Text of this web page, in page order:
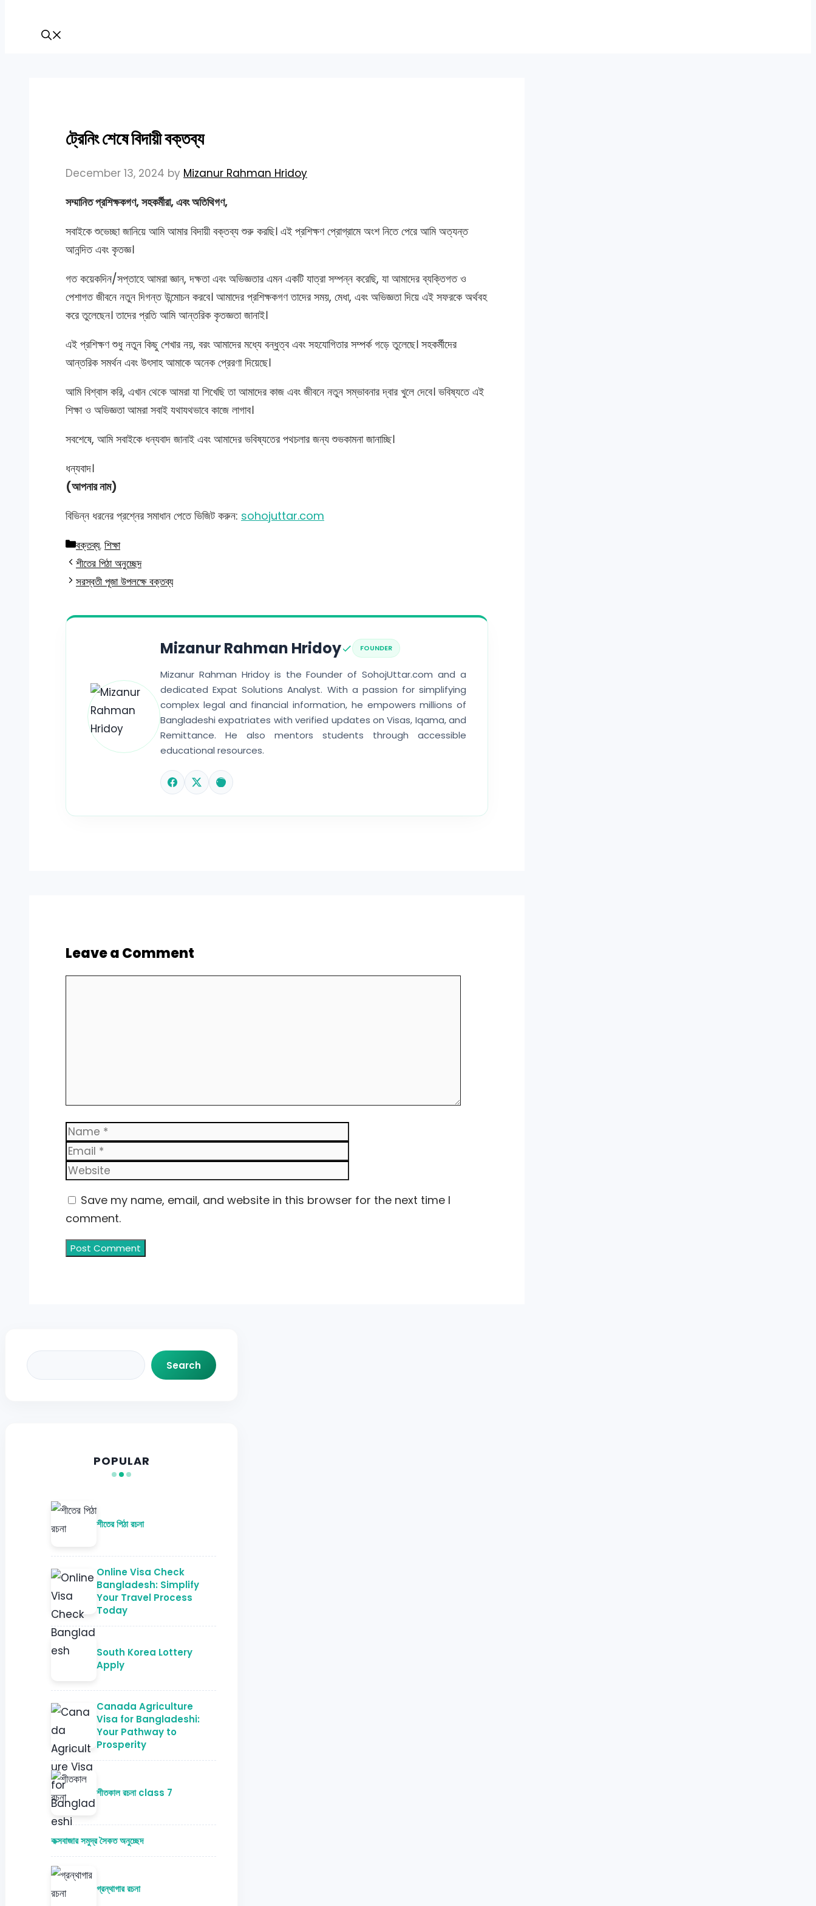
ট্রেনিং শেষে বিদায়ী বক্তব্য
December 13, 2024 by Mizanur Rahman Hridoy
সম্মানিত প্রশিক্ষকগণ, সহকর্মীরা, এবং অতিথিগণ,
সবাইকে শুভেচ্ছা জানিয়ে আমি আমার বিদায়ী বক্তব্য শুরু করছি। এই প্রশিক্ষণ প্রোগ্রামে অংশ নিতে পেরে আমি অত্যন্ত
আনন্দিত এবং কৃতজ্ঞ।
গত কয়েকদিন/সপ্তাহে আমরা জ্ঞান, দক্ষতা এবং অভিজ্ঞতার এমন একটি যাত্রা সম্পন্ন করেছি, যা আমাদের ব্যক্তিগত ও
পেশাগত জীবনে নতুন দিগন্ত উন্মোচন করবে। আমাদের প্রশিক্ষকগণ তাদের সময়, মেধা, এবং অভিজ্ঞতা দিয়ে এই সফরকে অর্থবহ
করে তুলেছেন। তাদের প্রতি আমি আন্তরিক কৃতজ্ঞতা জানাই।
এই প্রশিক্ষণ শুধু নতুন কিছু শেখার নয়, বরং আমাদের মধ্যে বন্ধুত্ব এবং সহযোগিতার সম্পর্ক গড়ে তুলেছে। সহকর্মীদের
আন্তরিক সমর্থন এবং উৎসাহ আমাকে অনেক প্রেরণা দিয়েছে।
আমি বিশ্বাস করি, এখান থেকে আমরা যা শিখেছি তা আমাদের কাজ এবং জীবনে নতুন সম্ভাবনার দ্বার খুলে দেবে। ভবিষ্যতে এই
শিক্ষা ও অভিজ্ঞতা আমরা সবাই যথাযথভাবে কাজে লাগাব।
সবশেষে, আমি সবাইকে ধন্যবাদ জানাই এবং আমাদের ভবিষ্যতের পথচলার জন্য শুভকামনা জানাচ্ছি।
ধন্যবাদ।
(আপনার নাম)
বিভিন্ন ধরনের প্রশ্নের সমাধান পেতে ভিজিট করুন: sohojuttar.com
Categories
বক্তব্য, শিক্ষা
শীতের পিঠা অনুচ্ছেদ
সরস্বতী পূজা উপলক্ষে বক্তব্য
Mizanur Rahman Hridoy FOUNDER
Mizanur Rahman Hridoy is the Founder of SohojUttar.com and a
dedicated Expat Solutions Analyst. With a passion for simplifying
complex legal and financial information, he empowers millions of
Bangladeshi expatriates with verified updates on Visas, Iqama, and
Remittance. He also mentors students through accessible
educational resources.
Leave a Comment
Name
Save my name, email, and website in this browser for the next time I
comment.
Search
Search
POPULAR
শীতের পিঠা রচনা
Online Visa Check
Bangladesh: Simplify
Your Travel Process
Today
South Korea Lottery
Apply
Canada Agriculture
Visa for Bangladeshi:
Your Pathway to
Prosperity
শীতকাল রচনা class 7
কক্সবাজার সমুদ্র সৈকত অনুচ্ছেদ
গ্রন্থাগার রচনা